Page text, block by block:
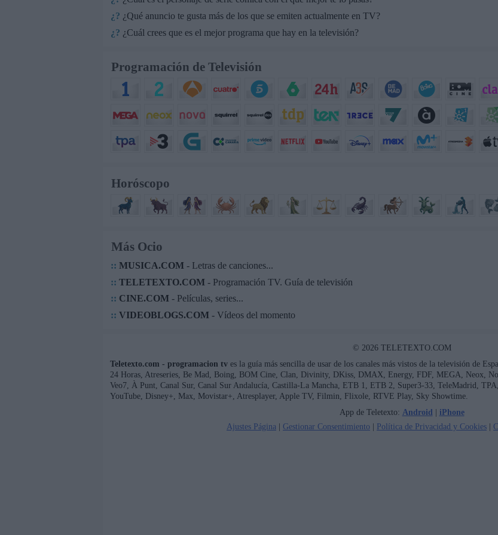
¿? ¿Qué anuncio te gusta más de los que se emiten actualmente en TV?
¿? ¿Cuál crees que es el mejor programa que hay en la televisión?
Programación de Televisión
Horóscopo
Más Ocio
:: MUSICA.COM- Letras de canciones...
:: TELETEXTO.COM- Programación TV. Guía de televisión
:: CINE.COM- Películas, series...
:: VIDEOBLOGS.COM- Vídeos del momento
© 2026 TELETEXTO.COM
Teletexto.com - programacion tv es la guía más sencilla de usar de los canales más vistos de la televisión de
24 Horas, Atreseries, Be Mad, Boing, BOM Cine, Clan, Divinity, DKiss, DMAX, Energy, FDF, MEGA, Neox,
Veo7, À Punt, Canal Sur, Canal Sur Andalucía, Castilla-La Mancha, ETB 1, ETB 2, Super3-33, TeleMadrid,
YouTube, Disney+, Max, Movistar+, Atresplayer, Apple TV, Filmin, Flixole, RTVE Play, Sky Showtime.
App de Teletexto: Android | iPhone
Ajustes Página | Gestionar Consentimiento | Política de Privacidad y Cookies |